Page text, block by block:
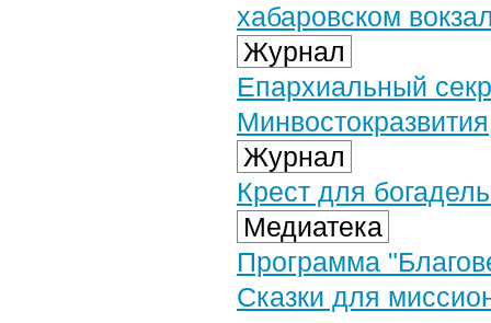
хабаровском
Журнал
Епархиальный
Минвостокразвития
Журнал
Крест для
Медиатека
Программа
Сказки для